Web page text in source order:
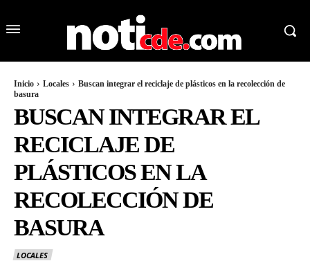
Inicio Locales
Buscan integrar el reciclaje de plásticos en la recolección de
basura
BUSCAN INTEGRAR EL
RECICLAJE DE
PLÁSTICOS EN LA
RECOLECCIÓN DE
BASURA
LOCALES